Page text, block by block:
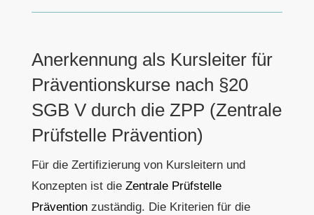
Anerkennung als Kursleiter für
Präventionskurse nach §20
SGB V durch die ZPP (Zentrale
Prüfstelle Prävention)
Für die Zertifizierung von Kursleitern und
Konzepten ist die Zentrale Prüfstelle
Präventionzuständig. Die Kriterien für die